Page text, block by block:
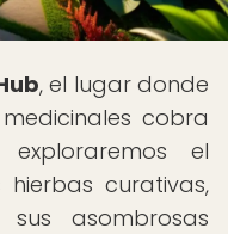
, el lugar donde
cobra
el
curativas,
asombrosas